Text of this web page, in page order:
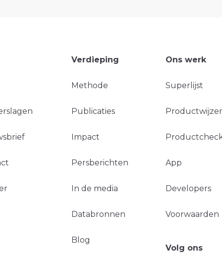
Verdieping
Methode
Publicaties
Impact
Persberichten
In de media
Databronnen
Blog
Ons werk
Superlijst
App
Developers
Voorwaarden
Volg ons